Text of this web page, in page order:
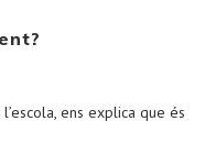
ens explica que és